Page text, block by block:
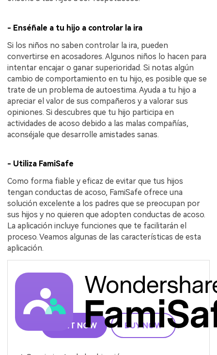
- Enséñale a tu hijo a controlar la ira
Si los niños no saben controlar la ira, pueden
convertirse en acosadores. Algunos niños lo hacen para
intentar encajar o ganar superioridad. Si notas algún
cambio de comportamiento en tu hijo, es posible que se
trate de un problema de autoestima. Ayuda a tu hijo a
apreciar el valor de sus compañeros y a valorar sus
opiniones. Si descubres que tu hijo participa en
actividades de acoso debido a las malas compañías,
aconséjale que desarrolle amistades sanas.
- Utiliza FamiSafe
Como forma fiable y eficaz de evitar que tus hijos
tengan conductas de acoso, FamiSafe ofrece una
solución excelente a los padres que se preocupan por
sus hijos y no quieren que adopten conductas de acoso.
La aplicación incluye funciones que te facilitarán el
proceso. Veamos algunas de las características de esta
aplicación.
TRY IT NOW BUY NOW